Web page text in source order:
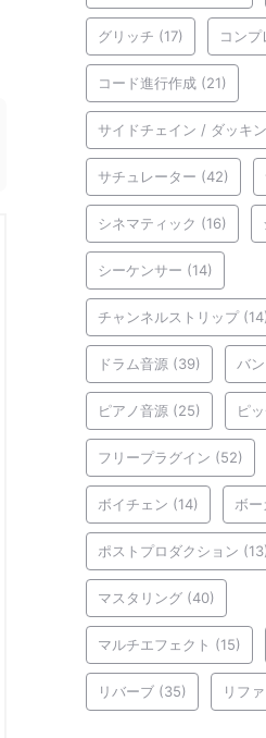
グリッチ (17) コンプ
コード進行作成 (21)
サイドチェイン / ダッキ
サチュレーター (42)
シネマティック (16)
シーケンサー (14)
チャンネルストリップ
ドラム音源 (39) バ
ピアノ音源 (25) ピ
フリープラグイン (52)
ボイチェン (14) ボ
ポストプロダクション
マスタリング (40)
マルチエフェクト (15)
リバーブ (35) リフ